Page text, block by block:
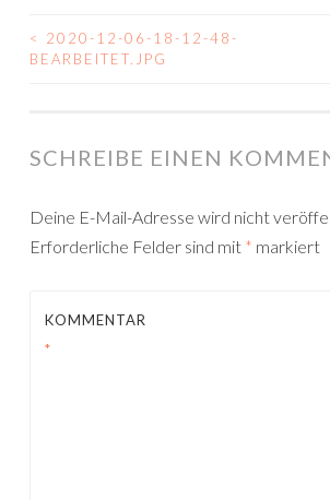
<
2020-12-06-18-12-48-
BEARBEITET.JPG
SCHREIBE EINEN
Deine E-Mail-Adresse wird nicht
Erforderliche Felder sind mit * markiert
KOMMENTAR
*